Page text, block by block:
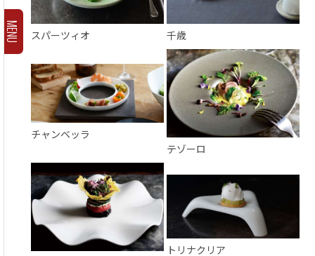
MENU スパーツィオ 千歳
チャンベッラ
テゾーロ
トリナクリア